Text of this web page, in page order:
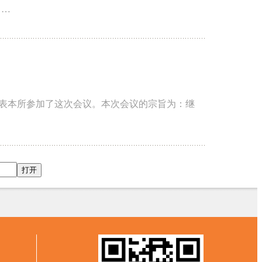
…
本所参加了这次会议。本次会议的宗旨为：继